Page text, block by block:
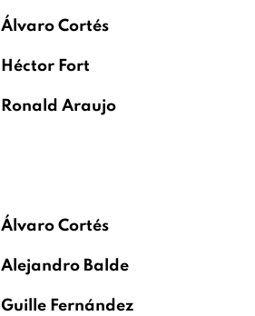
Álvaro Cortés
Héctor Fort
Ronald Araujo
Álvaro Cortés
Alejandro Balde
Guille Fernández